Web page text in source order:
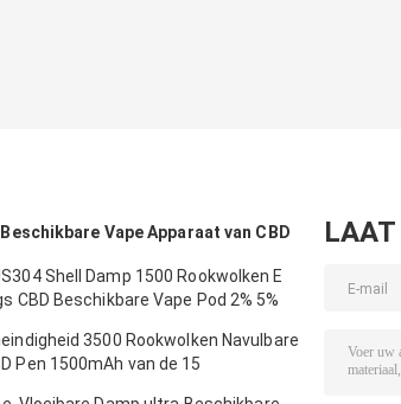
Vape Apparaat van CBD
Shell Damp 1500 Rookwolken E
CBD Beschikbare Vape Pod 2% 5%
3500 Rookwolken Navulbare
Pen 1500mAh van de 15